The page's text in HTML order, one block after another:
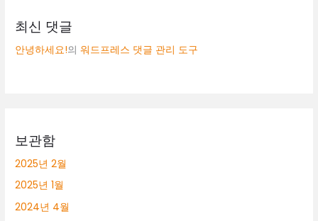
최신 댓글
안녕하세요!의워드프레스 댓글 관리 도구
보관함
2025년 2월
2025년 1월
2024년 4월